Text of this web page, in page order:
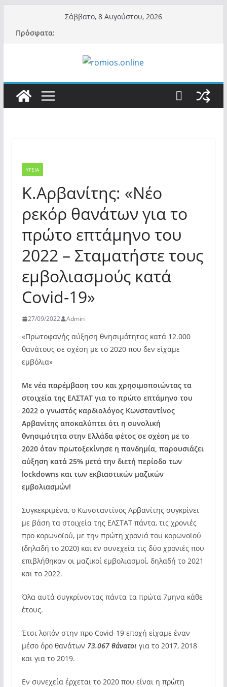
περιεχόμενο
Σάββατο, 8 Αυγούστου, 2026
Πρόσφατα:
ΥΓΕΙΑ
Κ.Αρβανίτης: «Νέο
ρεκόρ θανάτων για το
πρώτο επτάμηνο του
2022 – Σταματήστε τους
εμβολιασμούς κατά
Covid-19»
27/09/2022 Admin
«Πρωτοφανής αύξηση θνησιμότητας κατά 12.000
θανάτους σε σχέση με το 2020 που δεν είχαμε
εμβόλια»
Με νέα παρέμβαση του και χρησιμοποιώντας τα
στοιχεία της ΕΛΣΤΑΤ για το πρώτο επτάμηνο του
2022 ο γνωστός καρδιολόγος Κωνσταντίνος
Αρβανίτης αποκαλύπτει ότι η συνολική
θνησιμότητα στην Ελλάδα φέτος σε σχέση με το
2020 όταν πρωτοξεκίνησε η πανδημία, παρουσιάζει
αύξηση κατά 25% μετά την διετή περίοδο των
lockdowns και των εκβιαστικών μαζικών
εμβολιασμών!
Συγκεκριμένα, ο Κωνσταντίνος Αρβανίτης συγκρίνει
με βάση τα στοιχεία της ΕΛΣΤΑΤ πάντα, τις χρονιές
προ κορωνοϊού, με την πρώτη χρονιά του κορωνοϊού
(δηλαδή το 2020) και εν συνεχεία τις δύο χρονιές που
επιβλήθηκαν οι μαζικοί εμβολιασμοί, δηλαδή το 2021
και το 2022.
Όλα αυτά συγκρίνοντας πάντα τα πρώτα 7μηνα κάθε
έτους.
Έτσι λοπόν στην προ Covid-19 εποχή είχαμε έναν
μέσο όρο θανάτων 73.067 θάνατοι για το 2017, 2018
και για το 2019.
Εν συνεχεία έρχεται το 2020 που είναι η πρώτη